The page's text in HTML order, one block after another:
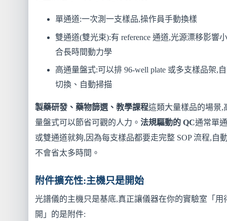
單通道:一次測一支樣品,操作員手動換樣
雙通道(雙光束):有 reference 通道,光源漂移影響
合長時間動力學
高通量盤式:可以排 96-well plate 或多支樣品架,
切換、自動掃描
製藥研發、藥物篩選、教學課程這類大量樣品的場景,
量盤式可以節省可觀的人力。 法規驅動的 QC通常單
或雙通道就夠,因為每支樣品都要走完整 SOP 流程,自
不會省太多時間。
附件擴充性:主機只是開始
光譜儀的主機只是基底,真正讓儀器在你的實驗室「用
開」的是附件: